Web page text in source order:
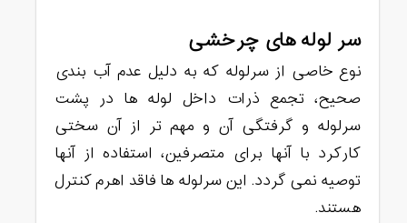
سر لوله های چرخشی
نوع خاصی از سرلوله که به دلیل عدم آب بندی
صحیح، تجمع ذرات داخل لوله ها در پشت
سرلوله و گرفتگی آن و مهم تر از آن سختی
کارکرد با آنها برای متصرفین، استفاده از آنها
توصیه نمی گردد. این سرلوله ها فاقد اهرم کنترل
هستند.